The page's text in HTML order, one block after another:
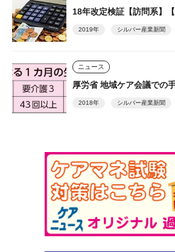
18年改定検証【訪問系】【
2019年 シルバー産業新聞
ニュース
厚労省 地域ケア会議での
2018年 シルバー産業新聞